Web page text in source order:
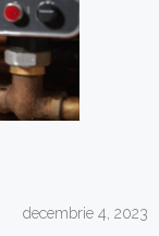
decembrie 4, 2023